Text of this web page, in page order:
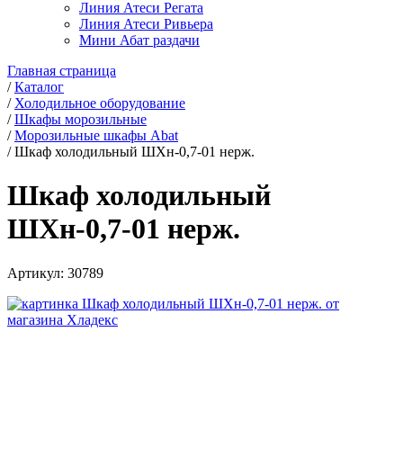
Линия Атеси Регата
Линия Атеси Ривьера
Мини Абат раздачи
Главная страница
/Каталог
/ Холодильное оборудование
/Шкафы морозильные
/Морозильные шкафы Abat
/Шкаф холодильный ШХн-0,7-01 нерж.
Шкаф холодильный
ШХн-0,7-01 нерж.
Артикул: 30789